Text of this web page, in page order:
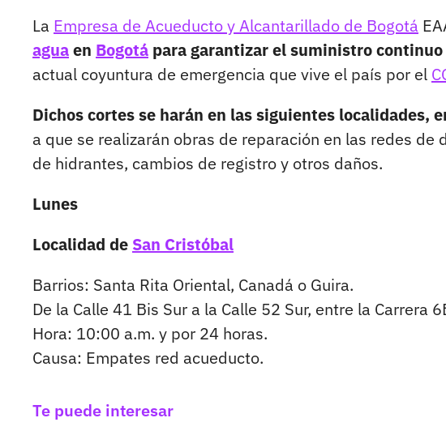
La Empresa de Acueducto y Alcantarillado de Bogotá
aguaen Bogotá para garantizar el suministro
actual coyuntura de emergencia que vive el país por el
Dichos cortes se harán en las siguientes localidades,
a que se realizarán obras de reparación en las redes
de hidrantes, cambios de registro y otros daños.
Lunes
Localidad de San Cristóbal
Barrios: Santa Rita Oriental, Canadá o Guira.
De la Calle 41 Bis Sur a la Calle 52 Sur, entre la Carrera
Hora: 10:00 a.m. y por 24 horas.
Causa: Empates red acueducto.
Te puede interesar